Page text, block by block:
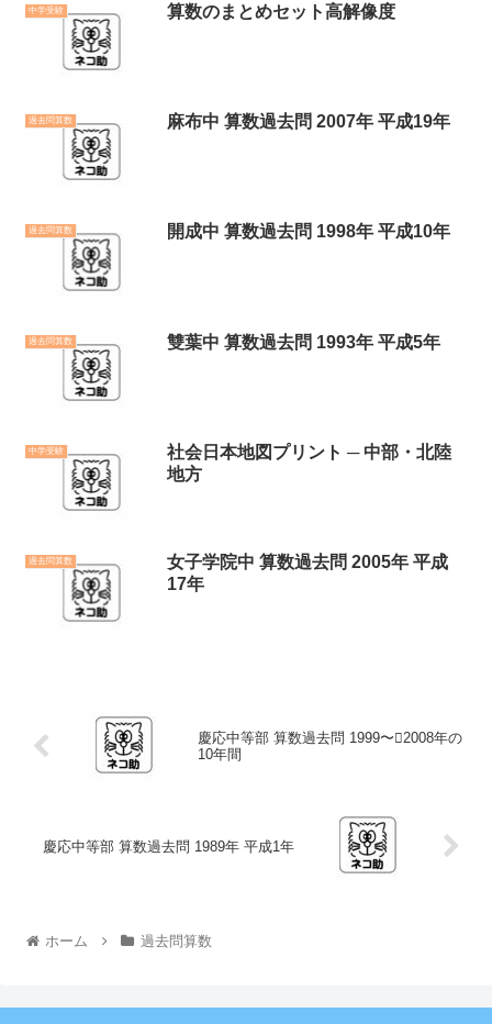
中学受験 算数のまとめセット高解像度
過去問算数 麻布中 算数過去問 2007年 平成19年
過去問算数 開成中 算数過去問 1998年 平成10年
過去問算数 雙葉中 算数過去問 1993年 平成5年
中学受験
社会日本地図プリント ─ 中部・北陸
地方
過去問算数
女子学院中 算数過去問 2005年 平成
17年
慶応中等部 算数過去問 1999〜2008年の
10年間
慶応中等部 算数過去問 1989年 平成1年
ホーム 過去問算数